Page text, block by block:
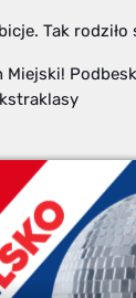
Tak
Miejski!